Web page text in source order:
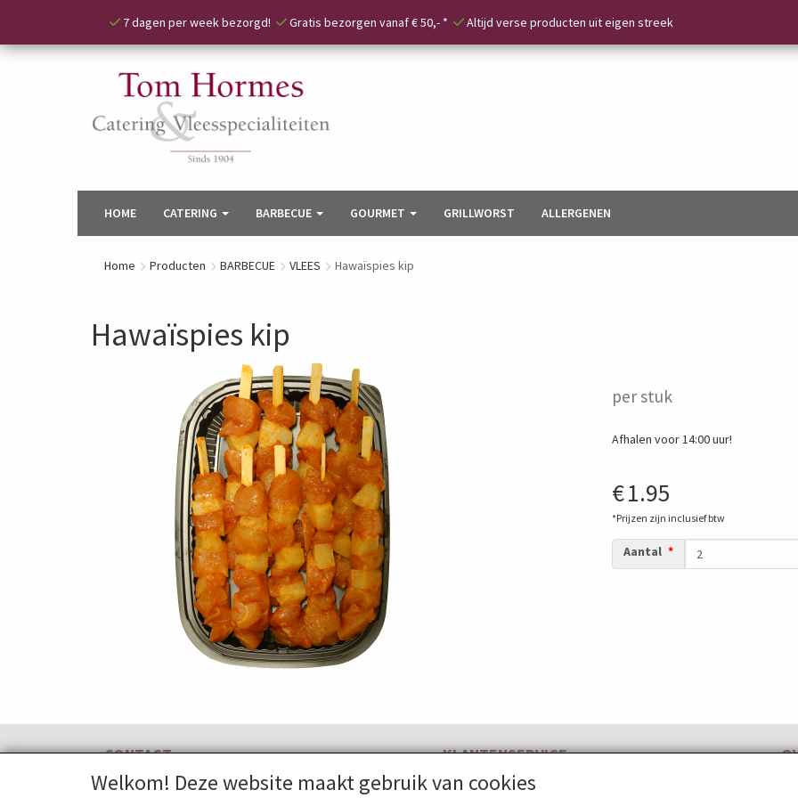
7 dagen per week bezorgd! Gratis bezorgen vanaf € 50,- * Altijd verse producten uit eigen streek
HOME CATERING BARBECUE GOURMET GRILLWORST ALLERGENEN
Home Producten BARBECUE VLEES Hawaïspies kip
Hawaïspies kip
per stuk
Afhalen voor 14:00 uur!
€1.95
*Prijzen zijn inclusief btw
Aantal
CONTACT
Kasteellaan 8a, 6602 DE Wijchen
KLANTENSERVICE
Contactformulier
Welkom! Deze website maakt gebruik van cookies